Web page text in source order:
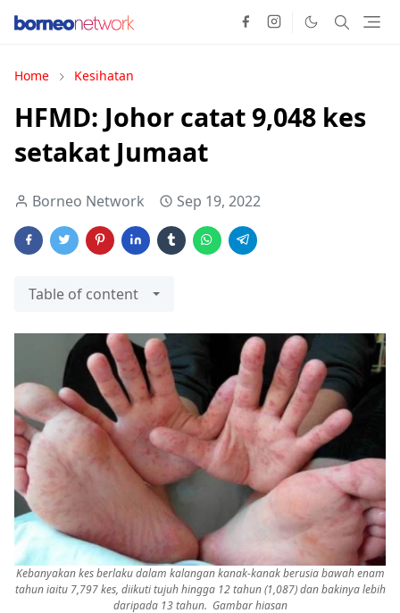
Home Kesihatan
HFMD: Johor catat 9,048 kes
setakat Jumaat
Borneo Network Sep 19, 2022
Table of content
Kebanyakan kes berlaku dalam kalangan kanak-kanak berusia bawah enam
tahun iaitu 7,797 kes, diikuti tujuh hingga 12 tahun (1,087) dan bakinya lebih
daripada 13 tahun. Gambar hiasan